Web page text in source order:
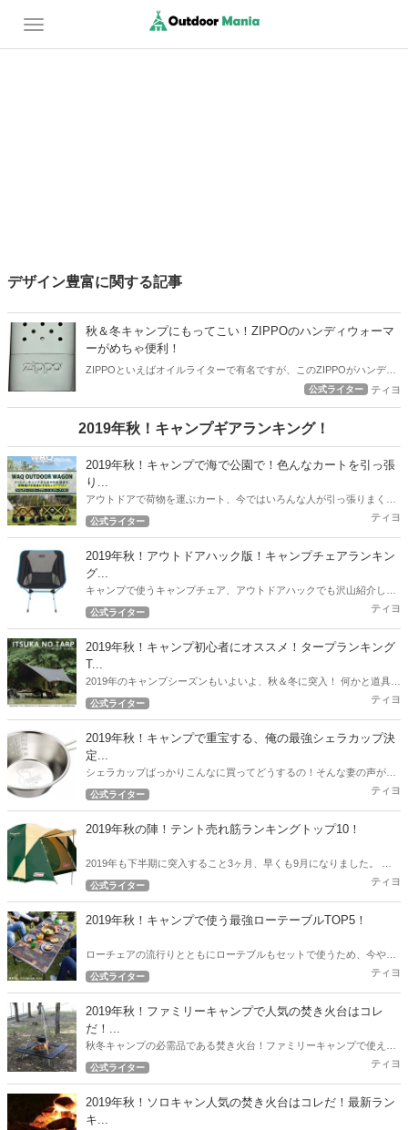
デザイン豊富に関する記事
秋＆冬キャンプにもってこい！ZIPPOのハンディウォーマ
ーがめちゃ便利！
ZIPPOといえばオイルライターで有名ですが、このZIPPOがハンディ
ウォーマーを作っています。 ZIPPOの強みを活かしたデザインと選択
手渡せば・・・身も心も温まりますよ！
公式ライター ティヨ
2019年秋！キャンプギアランキング！
2019年秋！キャンプで海で公園で！色んなカートを引っ張
り...
アウトドアで荷物を運ぶカート、今ではいろんな人が引っ張りまくっ
てますね。 ファミキャンスタイルの筆者もこれまで、様々なカートを
カート情報をお届けします！
公式ライター ティヨ
2019年秋！アウトドアハック版！キャンプチェアランキン
グ...
キャンプで使うキャンプチェア、アウトドアハックでも沢山紹介して
いますが、ここで2019年秋！最新版の人気チェアランキングを紹介し
公式ライター ティヨ
2019年秋！キャンプ初心者にオススメ！タープランキング
T...
2019年のキャンプシーズンもいよいよ、秋＆冬に突入！ 何かと道具が
必要なキャンプ！できるだけ予算を押さえて一通りのギアを用意した
公式ライター ティヨ
2019年秋！キャンプで重宝する、俺の最強シェラカップ決
定...
シェラカップばっかりこんなに買ってどうするの！そんな妻の声が聞
こえてきそうな2019年秋。 とにかくキャンプで重宝した筆者のおすす
公式ライター ティヨ
2019年秋の陣！テント売れ筋ランキングトップ10！
2019年も下半期に突入すること3ヶ月、早くも9月になりました。 ア
ウトドアハックでは下半期突入時点から現在売れているテントのトッ
公式ライター ティヨ
2019年秋！キャンプで使う最強ローテーブルTOP5！
ローチェアの流行りとともにローテブルもセットで使うため、今やロ
ーテーブルの沢山の選択肢が出てきました。 今回は2019年秋！キャン
公式ライター ティヨ
2019年秋！ファミリーキャンプで人気の焚き火台はコレ
だ！...
秋冬キャンプの必需品である焚き火台！ファミリーキャンプで使える
人気の焚き火台をアウトドアハック独自の調査で徹底リサーチ！2019
公式ライター ティヨ
2019年秋！ソロキャン人気の焚き火台はコレだ！最新ラン
キ...